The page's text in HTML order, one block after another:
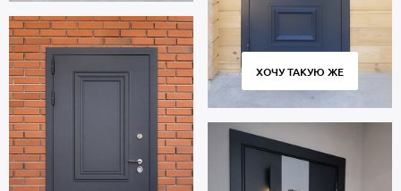
ХОЧУ ТАКУЮ ЖЕ